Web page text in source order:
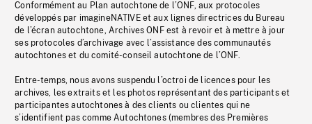
Conformément au Plan autochtone de l’ONF, aux protocoles
développés par imagineNATIVE et aux lignes directrices du Bureau
de l’écran autochtone, Archives ONF est à revoir et à mettre à jour
ses protocoles d’archivage avec l’assistance des communautés
autochtones et du comité-conseil autochtone de l’ONF.
Entre-temps, nous avons suspendu l’octroi de licences pour les
archives, les extraits et les photos représentant des participants et
participantes autochtones à des clients ou clientes qui ne
s’identifient pas comme Autochtones (membres des Premières